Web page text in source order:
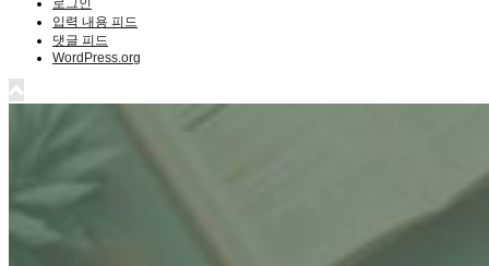
입력 내용 피드
댓글 피드
WordPress.org